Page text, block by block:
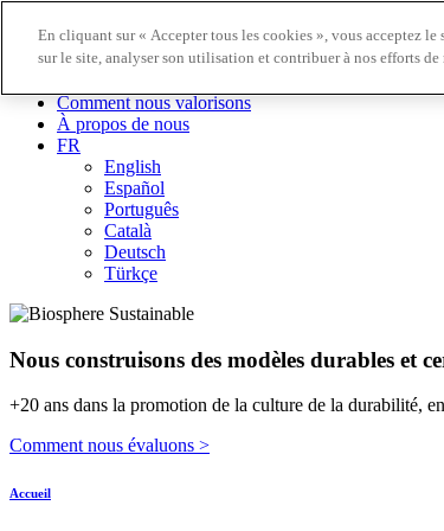
Destinations Biosphere
Comment nous valorisons
À propos de nous
FR
English
Español
Português
Català
Deutsch
Türkçe
Nous construisons des modèles durables et
+20 ans dans la promotion de la culture de la durabilité,
Comment nous évaluons >
Accueil
En cliquant sur « Accepter tous les cookies », vous acceptez
sur le site, analyser son utilisation et contribuer à nos efforts